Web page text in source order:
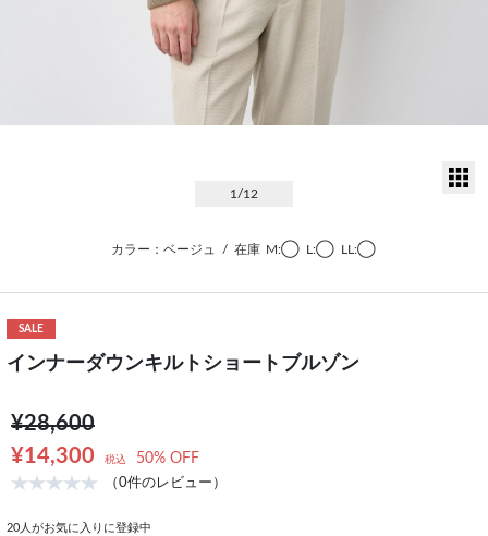
1 /12
カラー：ベージュ / 在庫 M:◯ L:◯ LL:◯
SALE
インナーダウンキルトショートブルゾン
¥28,600
¥14,300
税込 50% OFF
（0件のレビュー）
20 人がお気に入りに登録中